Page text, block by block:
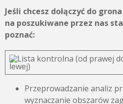
Jeśli chcesz dołączyć do
na poszukiwane przez nas
poznać:
Przeprowadzanie analiz
wyznaczanie obszarów